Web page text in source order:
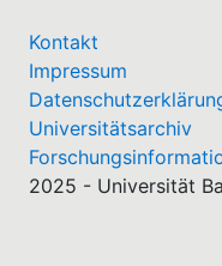
Kontakt
Impressum
Universitätsarchiv
2025 - Universität